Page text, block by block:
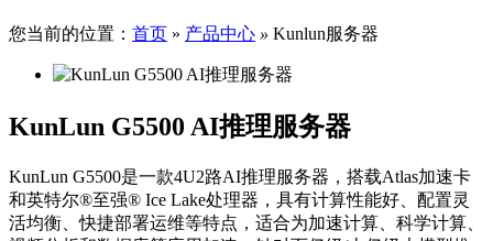
您当前的位置： 首页 » 产品中心 » Kunlun服务器
KunLun G5500 AI推理服务器
KunLun G5500是一款4U2路AI推理服务器，搭载Atlas加速卡
和英特尔®至强® Ice Lake处理器，具有计算性能好、配置灵
活均衡、快捷部署运维等特点，适合为加速计算、科学计算、